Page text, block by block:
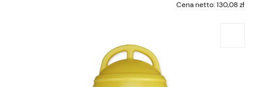
Cena netto:130,08 zł